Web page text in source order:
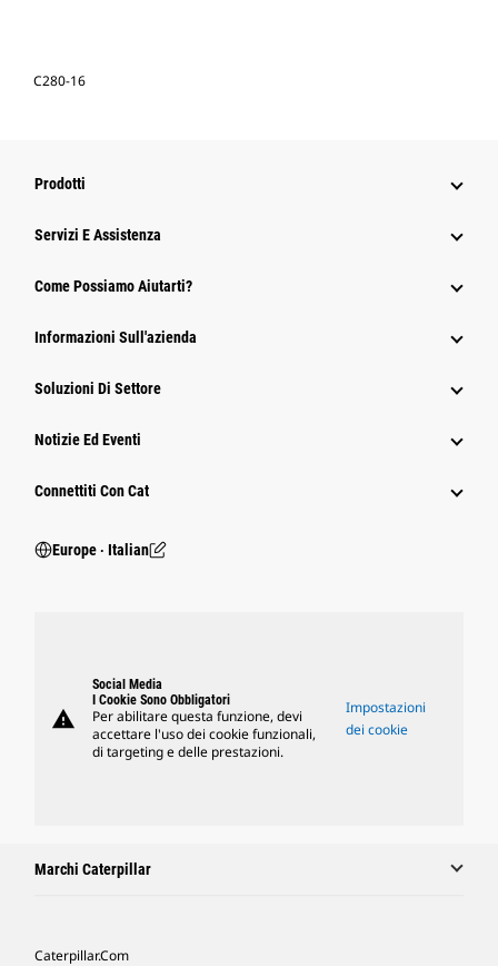
C280-16
Prodotti
Servizi E Assistenza
Come Possiamo Aiutarti?
Informazioni Sull'azienda
Soluzioni Di Settore
Notizie Ed Eventi
Connettiti Con Cat
Europe ‧ Italian
warning
Social Media
I Cookie Sono Obbligatori
Per abilitare questa funzione, devi
accettare l'uso dei cookie funzionali,
di targeting e delle prestazioni.
Impostazioni
dei cookie
Marchi Caterpillar
Caterpillar.com